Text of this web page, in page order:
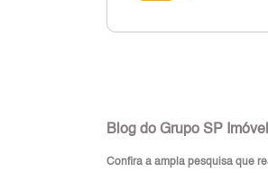
Blog do Grupo SP Imóvel
Confira a ampla pesquisa que